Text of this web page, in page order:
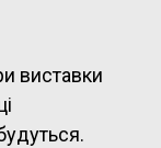
виставки